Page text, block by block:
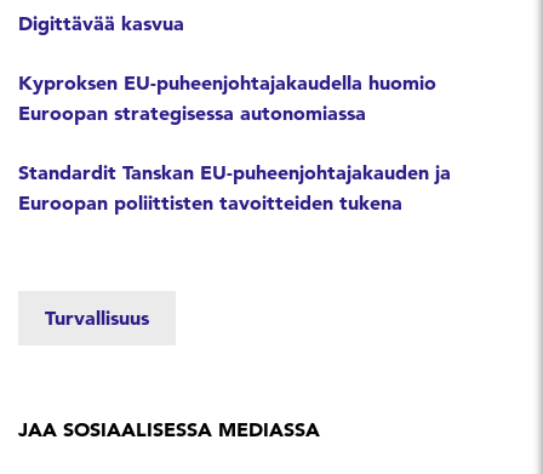
Digittävää kasvua
Kyproksen EU-puheenjohtajakaudella huomio
Euroopan strategisessa autonomiassa
Standardit Tanskan EU-puheenjohtajakauden ja
Euroopan poliittisten tavoitteiden tukena
Turvallisuus
JAA SOSIAALISESSA MEDIASSA